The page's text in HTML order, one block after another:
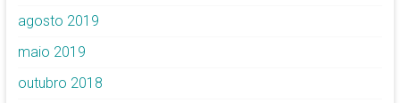
agosto 2019
maio 2019
outubro 2018